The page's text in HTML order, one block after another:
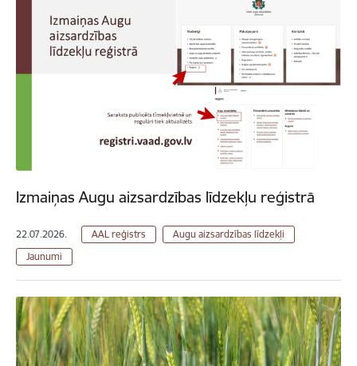
Izmaiņas Augu aizsardzības līdzekļu reģistrā
22.07.2026. AAL reģistrs
Augu aizsardzības līdzekļi
Jaunumi